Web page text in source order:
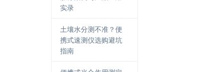
实录
土壤水分测不准？便
携式速测仪选购避坑
指南